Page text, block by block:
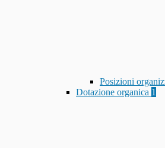
Posizioni
Dotazione organica 1